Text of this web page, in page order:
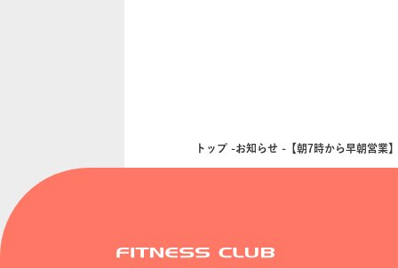
トップ お知らせ 【朝7時から早朝営業